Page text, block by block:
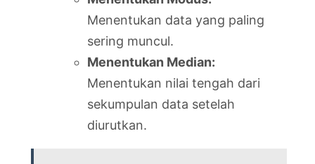
Menentukan data yang paling
sering muncul.
Menentukan Median:
Menentukan nilai tengah dari
sekumpulan data setelah
diurutkan.